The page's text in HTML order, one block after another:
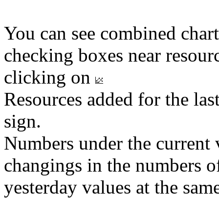
You can see combined
checking boxes near
clicking on
Resources added for the
sign.
Numbers under the
changings in the numbers
yesterday values at the